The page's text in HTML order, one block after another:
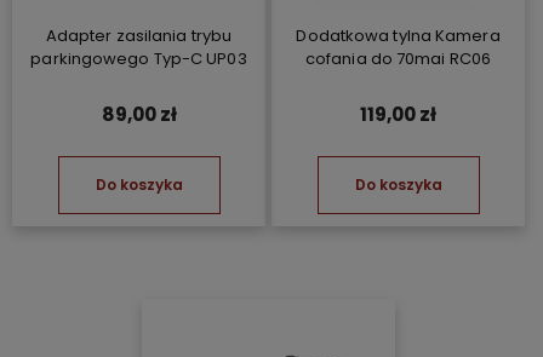
Adapter zasilania trybu
parkingowego Typ-C UP03
89,00 zł
Do koszyka
Dodatkowa tylna Kamera
cofania do 70mai RC06
119,00 zł
Do koszyka